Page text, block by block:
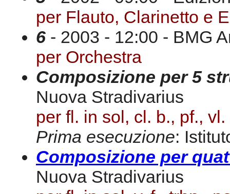
per Flauto, Clarinetto e
6 - 2003 - 12:00 - BMG
per Orchestra
Composizione per 5
Nuova Stradivarius
per fl. in sol, cl. b., pf.,
Prima esecuzione:
Composizione per
Nuova Stradivarius